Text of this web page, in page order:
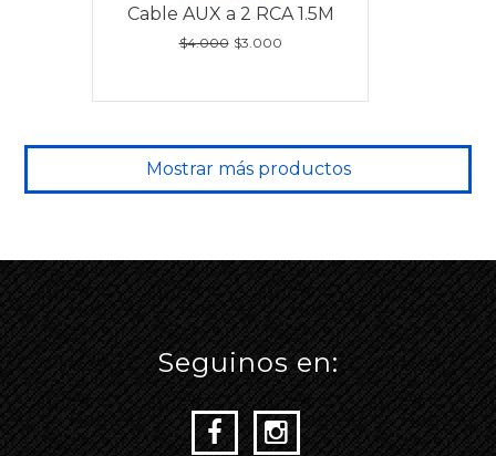
Cable AUX a 2 RCA 1.5M
$4.000 $3.000
Mostrar más productos
Seguinos en: